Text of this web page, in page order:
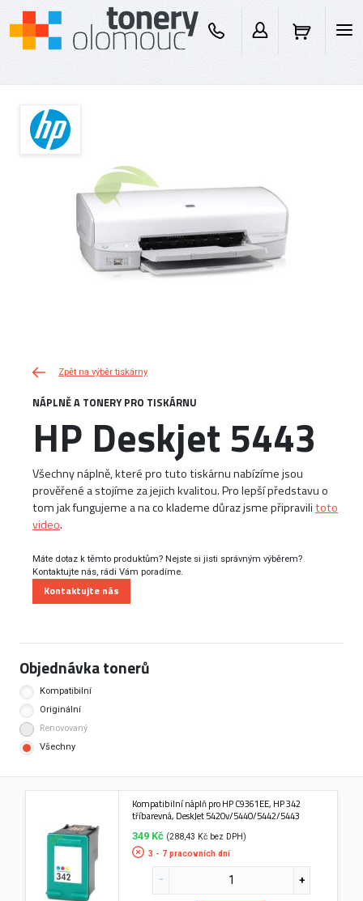
Zpět na výběr tiskárny
NÁPLNĚ A TONERY PRO TISKÁRNU
HP Deskjet 5443
Všechny náplně, které pro tuto tiskárnu nabízíme jsou
prověřené a stojíme za jejich kvalitou. Pro lepší představu o
tom jak fungujeme a na co klademe důraz jsme připravilitoto
video.
Máte dotaz k těmto produktům? Nejste si jisti správným výběrem?
Kontaktujte nás, rádi Vám poradíme.
Kontaktujte nás
Objednávka tonerů
Kompatibilní
Originální
Renovovaný
Všechny
Kompatibilní náplň pro HP C9361EE, HP 342
tříbarevná, DeskJet 5420v/5440/5442/5443
349 Kč (288,43 Kč bez DPH)
3 - 7 pracovních dní